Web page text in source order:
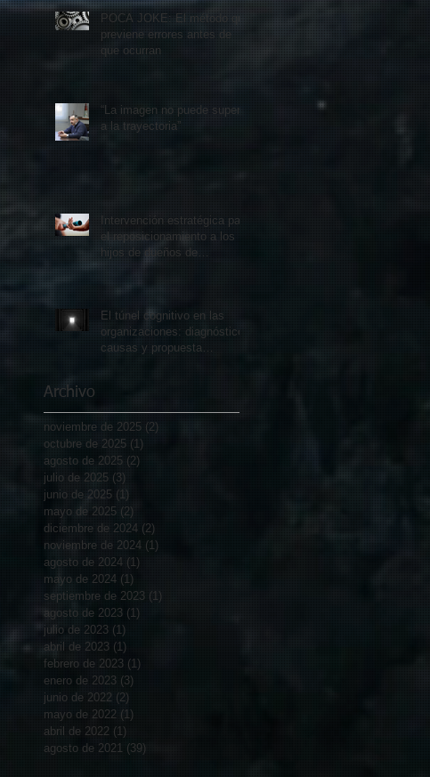
POCA JOKE: El método que
previene errores antes de
que ocurran
“La imagen no puede superar
a la trayectoria”
Intervención estratégica para
el reposicionamiento a los
hijos de dueños de
empresas familiares
El túnel cognitivo en las
organizaciones: diagnóstico,
causas y propuesta
Archivo
noviembre de 2025 (2)
octubre de 2025 (1)
agosto de 2025 (2)
julio de 2025 (3)
junio de 2025 (1)
mayo de 2025 (2)
diciembre de 2024 (2)
noviembre de 2024 (1)
agosto de 2024 (1)
mayo de 2024 (1)
septiembre de 2023 (1)
agosto de 2023 (1)
julio de 2023 (1)
abril de 2023 (1)
febrero de 2023 (1)
enero de 2023 (3)
junio de 2022 (2)
mayo de 2022 (1)
abril de 2022 (1)
agosto de 2021 (39)